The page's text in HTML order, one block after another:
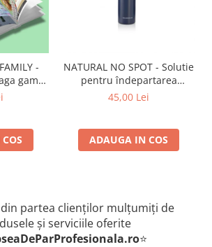
-
gama
NATURAL NO SPOT - Solutie
pentru îndepartarea
petelor de vopsea de pe
45,00 Lei
ADAUGA IN COS
din partea clienților mulțumiți de
și serviciile oferite
⭐